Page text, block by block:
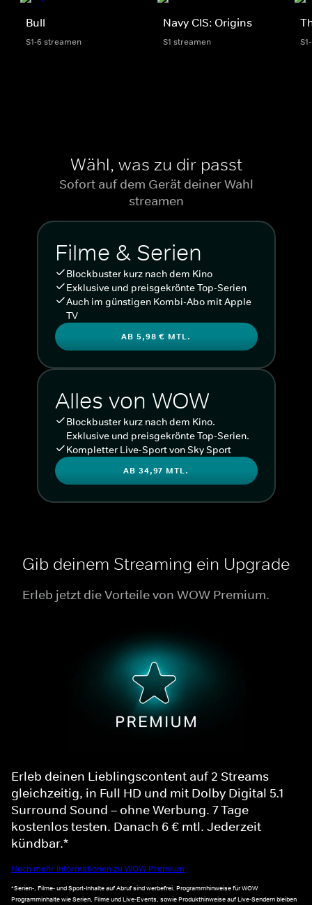
Bull
S1-6 streamen
Navy CIS: Origins
S1 streamen
Wähl, was zu dir passt
Sofort auf dem Gerät deiner Wahl
streamen
Filme & Serien
Blockbuster kurz nach dem Kino
Exklusive und preisgekrönte Top-Serien
Auch im günstigen Kombi-Abo mit Apple
TV
AB 5,98 € MTL.
Alles von WOW
Blockbuster kurz nach dem Kino.
Exklusive und preisgekrönte Top-Serien.
Kompletter Live-Sport von Sky Sport
AB 34,97 MTL.
Gib deinem Streaming ein Upgrade
Erleb jetzt die Vorteile von WOW Premium.
Erleb deinen Lieblingscontent auf 2 Streams
gleichzeitig, in Full HD und mit Dolby Digital 5.1
Surround Sound – ohne Werbung. 7 Tage
kostenlos testen. Danach 6 € mtl. Jederzeit
kündbar.*
Noch mehr Informationen zu WOW Premium
*Serien-, Filme- und Sport-Inhalte auf Abruf sind werbefrei. Programmhinweise für WOW
Programminhalte wie Serien, Filme und Live-Events, sowie Produkthinweise auf Live-Sendern bleiben